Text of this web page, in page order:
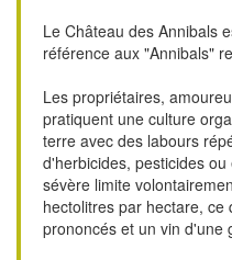
Le Château des Annibals
référence aux "Annibals"
Les propriétaires,
pratiquent une culture
terre avec des labours
d'herbicides, pesticides
sévère limite
hectolitres par hectare,
prononcés et un vin d'une